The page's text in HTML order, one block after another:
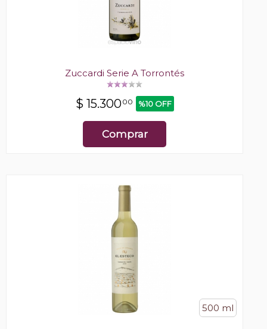
Zuccardi Serie A Torrontés
$ 15.30000 %10 OFF
Comprar
500 ml